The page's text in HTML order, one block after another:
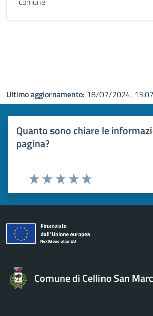
Ultimo aggiornamento: 18/07/2024, 13:07
Quanto sono chiare le
pagina?
Valuta 5 stelle su 5
Valuta 4 stelle su 5
Valuta 3 stelle su 5
Valuta 2 stelle su 5
Valuta 1 stelle su 5
Comune di Cellino San